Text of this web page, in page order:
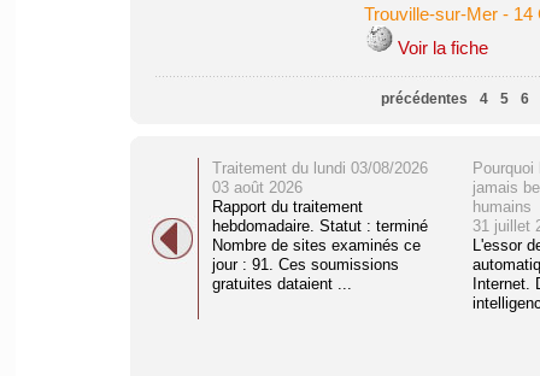
Trouville-sur-Mer- 14
Voir la fiche
précédentes 4 5 6
Traitement du lundi 03/08/2026
03 août 2026
Rapport du traitement
hebdomadaire. Statut : terminé
Nombre de sites examinés ce
jour : 91. Ces soumissions
gratuites dataient ...
jamais
humains
31 juillet
L'essor
Internet.